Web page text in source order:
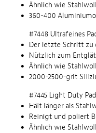
Ähnlich wie
360-400
#7448 Ultrafeines
Der letzte Schritt zu
Nützlich zum
Ähnlich wie
2000-2500-grit
#7445 Light Duty
Hält länger als
Reinigt und poliert
Ähnlich wie